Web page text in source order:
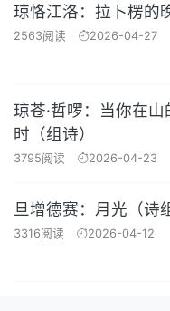
琼恪江洛：拉卜楞的
2563阅读 2026-04-27
琼苍·哲啰：当你在
时（组诗）
3795阅读 2026-04-23
旦增德赛：月光（诗
3316阅读 2026-04-12